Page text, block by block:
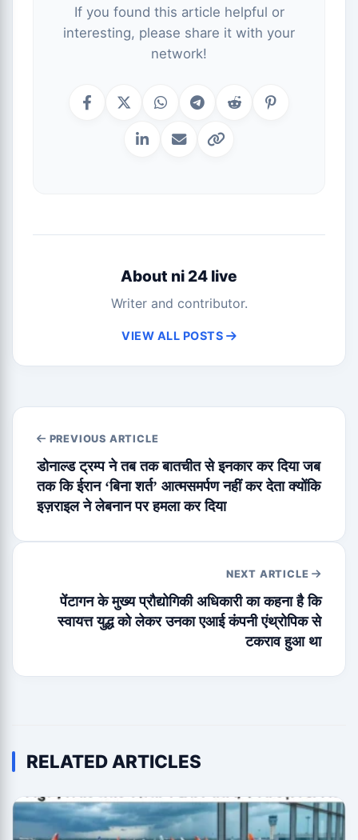
If you found this article helpful or
interesting, please share it with your
network!
About ni 24 live
Writer and contributor.
VIEW ALL POSTS
PREVIOUS ARTICLE
डोनाल्ड ट्रम्प ने तब तक बातचीत से इनकार कर दिया जब
तक कि ईरान ‘बिना शर्त’ आत्मसमर्पण नहीं कर देता क्योंकि
इज़राइल ने लेबनान पर हमला कर दिया
NEXT ARTICLE
पेंटागन के मुख्य प्रौद्योगिकी अधिकारी का कहना है कि
स्वायत्त युद्ध को लेकर उनका एआई कंपनी एंथ्रोपिक से
टकराव हुआ था
RELATED ARTICLES